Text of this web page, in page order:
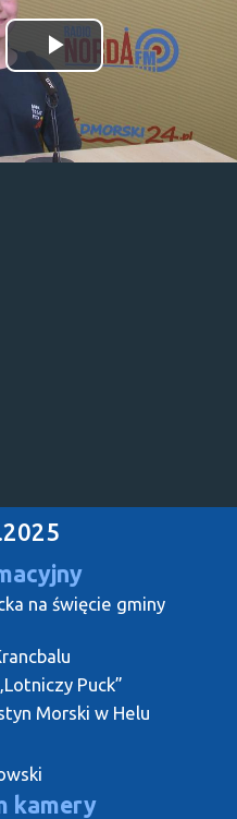
Odtwórz
wideo
na święcie gminy
Puck”
Morski w Helu
kamery